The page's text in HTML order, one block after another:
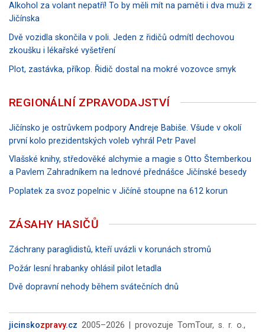
Alkohol za volant nepatří! To by měli mít na paměti i dva muži z
Jičínska
Dvě vozidla skončila v poli. Jeden z řidičů odmítl dechovou
zkoušku i lékařské vyšetření
Plot, zastávka, příkop. Řidič dostal na mokré vozovce smyk
REGIONÁLNÍ ZPRAVODAJSTVÍ
Jičínsko je ostrůvkem podpory Andreje Babiše. Všude v okolí
první kolo prezidentských voleb vyhrál Petr Pavel
Vlašské knihy, středověké alchymie a magie s Otto Štemberkou
a Pavlem Zahradníkem na lednové přednášce Jičínské besedy
Poplatek za svoz popelnic v Jičíně stoupne na 612 korun
ZÁSAHY HASIČŮ
Záchrany paraglidistů, kteří uvázli v korunách stromů
Požár lesní hrabanky ohlásil pilot letadla
Dvě dopravní nehody během svátečních dnů
jicinskozpravy.cz 2005–2026 | provozuje TomTour, s. r. o.,